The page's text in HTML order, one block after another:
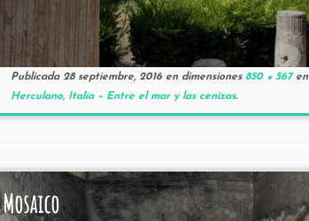
Publicada 28 septiembre, 2016en dimensiones850 × 567en
Herculano, Italia – Entre el mar y las cenizas.
Mosaico